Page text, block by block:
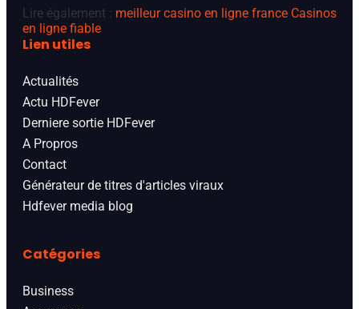
Lire également : meilleur casino en ligne france Casinos
en ligne fiable
Lien utiles
Actualités
Actu HDFever
Derniere sortie HDFever
A Propros
Contact
Générateur de titres d'articles viraux
Hdfever media blog
Catégories
Business